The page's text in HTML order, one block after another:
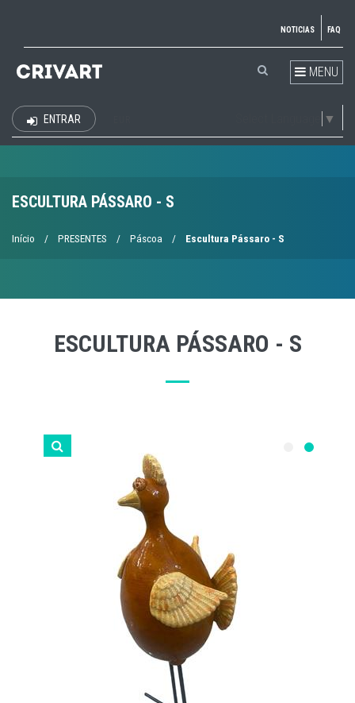
NOTICIAS FAQ
MENU
▼
ENTRAR
ESCULTURA PÁSSARO - S
Início / PRESENTES / Páscoa / Escultura Pássaro - S
ESCULTURA PÁSSARO - S